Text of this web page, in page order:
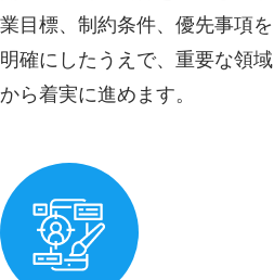
業目標、制約条件、優先事項を
明確にしたうえで、重要な領域
から着実に進めます。